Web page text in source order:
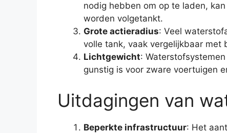
nodig hebben om op te laden,
worden volgetankt.
Grote actieradius: Veel
volle tank, vaak vergelijkbaar met
Lichtgewicht:
gunstig is voor zware voertuigen
Uitdagingen van
Beperkte infrastructuur: Het